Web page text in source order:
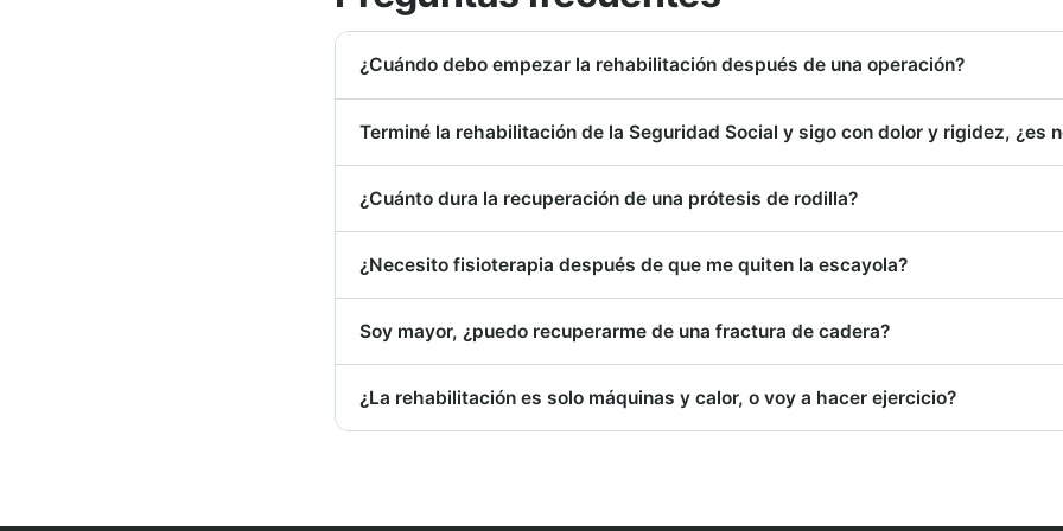
¿Cuándo debo empezar la rehabilitación después de una operación?
Terminé la rehabilitación de la Seguridad Social y sigo con dolor y rigidez, ¿es
¿Cuánto dura la recuperación de una prótesis de rodilla?
¿Necesito fisioterapia después de que me quiten la escayola?
Soy mayor, ¿puedo recuperarme de una fractura de cadera?
¿La rehabilitación es solo máquinas y calor, o voy a hacer ejercicio?